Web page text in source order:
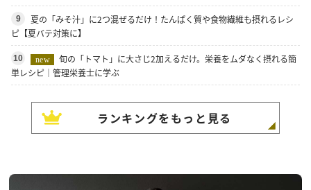
9
夏の「みそ汁」に2つ混ぜるだけ！たんぱく質や食物繊維も摂れるレシ
ピ【夏バテ対策に】
10 new
旬の「トマト」に大さじ2加えるだけ。栄養をムダなく摂れる簡
単レシピ｜管理栄養士に学ぶ
ランキングをもっと見る